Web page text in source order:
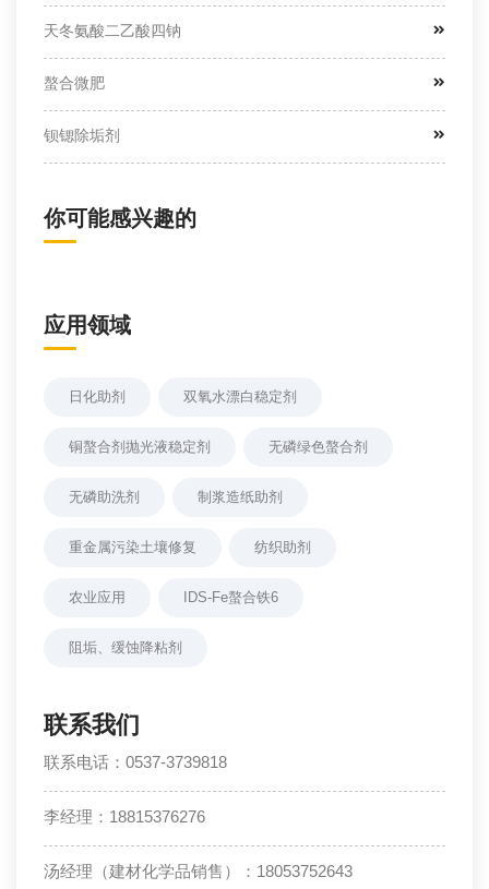
天冬氨酸二乙酸四钠
螯合微肥
钡锶除垢剂
你可能感兴趣的
应用领域
日化助剂 双氧水漂白稳定剂
铜螯合剂抛光液稳定剂 无磷绿色螯合剂
无磷助洗剂 制浆造纸助剂
重金属污染土壤修复 纺织助剂
农业应用 IDS-Fe螯合铁6
阻垢、缓蚀降粘剂
联系我们
联系电话：0537-3739818
李经理：18815376276
汤经理（建材化学品销售）：18053752643